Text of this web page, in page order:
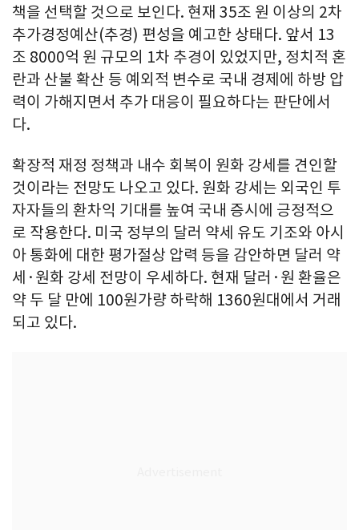
책을 선택할 것으로 보인다. 현재 35조 원 이상의 2차
추가경정예산(추경) 편성을 예고한 상태다. 앞서 13
조 8000억 원 규모의 1차 추경이 있었지만, 정치적 혼
란과 산불 확산 등 예외적 변수로 국내 경제에 하방 압
력이 가해지면서 추가 대응이 필요하다는 판단에서
다.
확장적 재정 정책과 내수 회복이 원화 강세를 견인할
것이라는 전망도 나오고 있다. 원화 강세는 외국인 투
자자들의 환차익 기대를 높여 국내 증시에 긍정적으
로 작용한다. 미국 정부의 달러 약세 유도 기조와 아시
아 통화에 대한 평가절상 압력 등을 감안하면 달러 약
세·원화 강세 전망이 우세하다. 현재 달러·원 환율은
약 두 달 만에 100원가량 하락해 1360원대에서 거래
되고 있다.